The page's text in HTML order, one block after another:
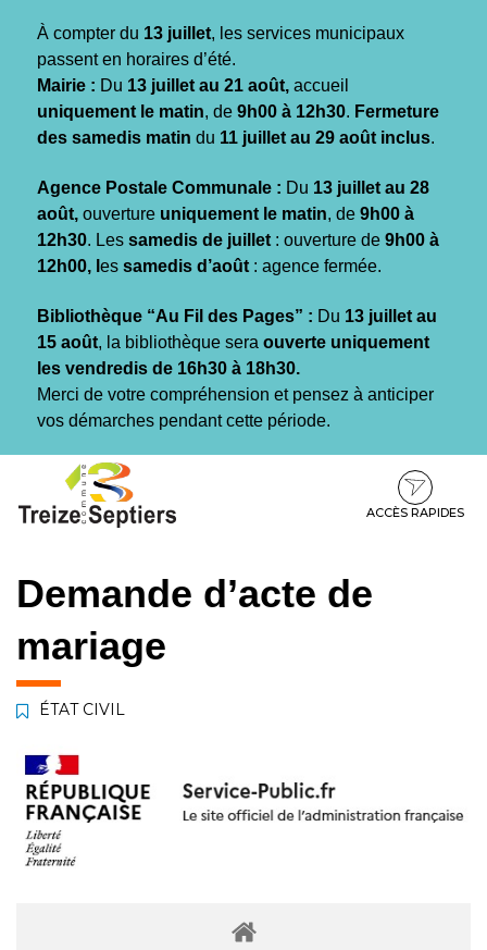
À compter du 13 juillet, les services municipaux
passent en horaires d’été.
Mairie : Du 13 juillet au 21 août, accueil
uniquement le matin, de 9h00 à 12h30. Fermeture
des samedis matin du 11 juillet au 29 août inclus.
Agence Postale Communale : Du 13 juillet au 28
août, ouverture uniquement le matin, de 9h00 à
12h30. Les samedis de juillet : ouverture de 9h00 à
12h00, l es samedis d’août : agence fermée.
Bibliothèque “Au Fil des Pages” : Du 13 juillet au
15 août, la bibliothèque sera ouverte uniquement
les vendredis de 16h30 à 18h30.
Merci de votre compréhension et pensez à anticiper
vos démarches pendant cette période.
contenu
pied
ACCÈS RAPIDES
Demande d’acte de
mariage
ÉTAT CIVIL